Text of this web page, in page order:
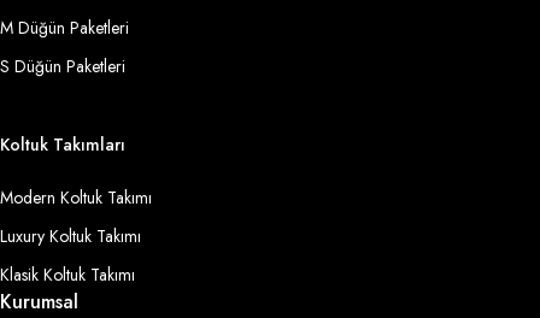
M Düğün Paketleri
S Düğün Paketleri
Koltuk Takımları
Modern Koltuk Takımı
Luxury Koltuk Takımı
Klasik Koltuk Takımı
Kurumsal